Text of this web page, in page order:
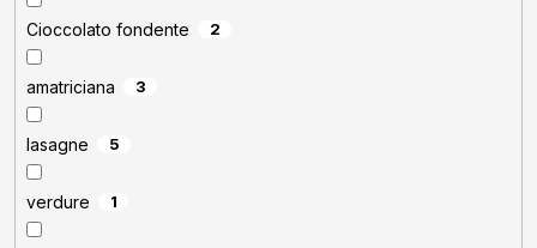
Cioccolato fondente 2
amatriciana 3
lasagne 5
verdure 1